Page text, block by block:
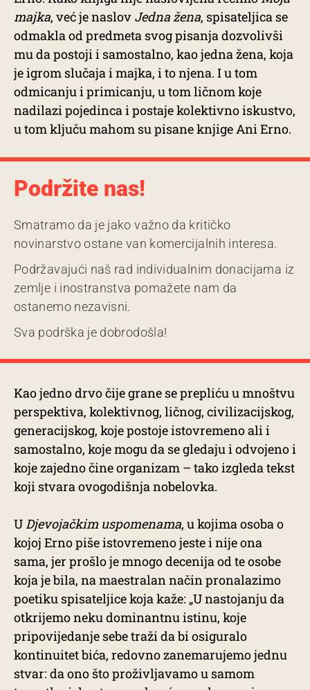
majka, već je naslov Jedna žena, spisateljica se
odmakla od predmeta svog pisanja dozvolivši
mu da postoji i samostalno, kao jedna žena, koja
je igrom slučaja i majka, i to njena. I u tom
odmicanju i primicanju, u tom ličnom koje
nadilazi pojedinca i postaje kolektivno iskustvo,
u tom ključu mahom su pisane knjige Ani Erno.
Podržite nas!
Smatramo da je jako važno da kritičko
novinarstvo ostane van komercijalnih interesa.
Podržavajući naš rad individualnim donacijama iz
zemlje i inostranstva pomažete nam da
ostanemo nezavisni.
Sva podrška je dobrodošla!
Kao jedno drvo čije grane se prepliću u mnoštvu
perspektiva, kolektivnog, ličnog, civilizacijskog,
generacijskog, koje postoje istovremeno ali i
samostalno, koje mogu da se gledaju i odvojeno i
koje zajedno čine organizam – tako izgleda tekst
koji stvara ovogodišnja nobelovka.
U Djevojačkim uspomenama, u kojima osoba o
kojoj Erno piše istovremeno jeste i nije ona
sama, jer prošlo je mnogo decenija od te osobe
koja je bila, na maestralan način pronalazimo
poetiku spisateljice koja kaže: „U nastojanju da
otkrijemo neku dominantnu istinu, koje
pripovijedanje sebe traži da bi osiguralo
kontinuitet bića, redovno zanemarujemo jednu
stvar: da ono što proživljavamo u samom